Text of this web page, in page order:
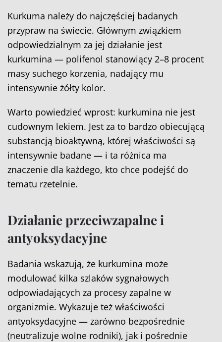
Kurkuma należy do najczęściej badanych
przypraw na świecie. Głównym związkiem
odpowiedzialnym za jej działanie jest
kurkumina — polifenol stanowiący 2–8 procent
masy suchego korzenia, nadający mu
intensywnie żółty kolor.
Warto powiedzieć wprost: kurkumina nie jest
cudownym lekiem. Jest za to bardzo obiecującą
substancją bioaktywną, której właściwości są
intensywnie badane — i ta różnica ma
znaczenie dla każdego, kto chce podejść do
tematu rzetelnie.
Działanie przeciwzapalne i
antyoksydacyjne
Badania wskazują, że kurkumina może
modulować kilka szlaków sygnałowych
odpowiadających za procesy zapalne w
organizmie. Wykazuje też właściwości
antyoksydacyjne — zarówno bezpośrednie
(neutralizuje wolne rodniki), jak i pośrednie